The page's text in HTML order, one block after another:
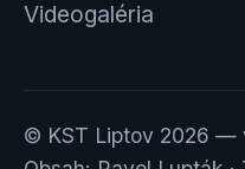
Videogaléria
© KST Liptov 2026 —